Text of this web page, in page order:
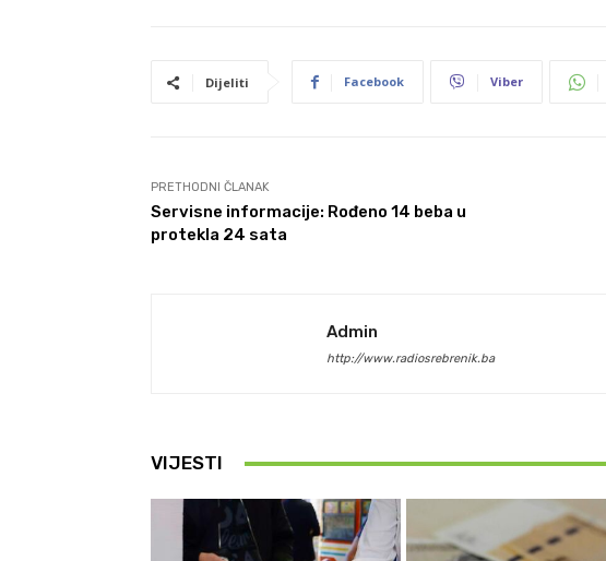
Dijeliti Facebook Viber
PRETHODNI ČLANAK
Servisne informacije: Rođeno 14 beba u
protekla 24 sata
Admin
http://www.radiosrebrenik.ba
VIJESTI